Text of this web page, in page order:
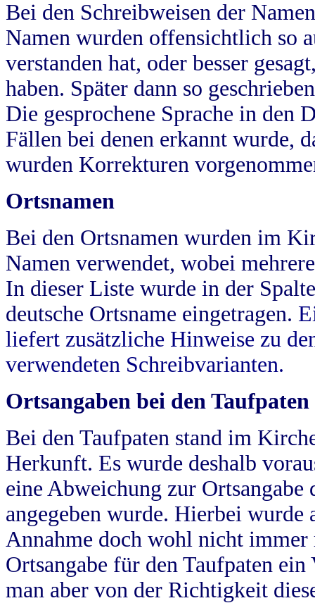
Bei den Schreibweisen der
Namen wurden offensichtlich so
verstanden hat, oder besser
haben. Später dann so
Die gesprochene Sprache in
Fällen bei denen erkannt wurde,
wurden Korrekturen
Ortsnamen
Bei den Ortsnamen wurden im
Namen verwendet, wobei
In dieser Liste wurde in der
deutsche Ortsname eingetragen.
liefert zusätzliche Hinweise zu
verwendeten Schreibvarianten.
Ortsangaben bei den Taufpaten
Bei den Taufpaten stand im
Herkunft. Es wurde deshalb
eine Abweichung zur
angegeben wurde. Hierbei wurde
Annahme doch wohl nicht
Ortsangabe für den Taufpaten
man aber von der Richtigkeit